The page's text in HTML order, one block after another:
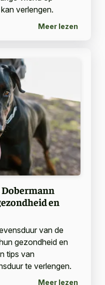
verlengen.
Meer lezen
Dobermann
en
van de
gezondheid en
tips van
te verlengen.
Meer lezen